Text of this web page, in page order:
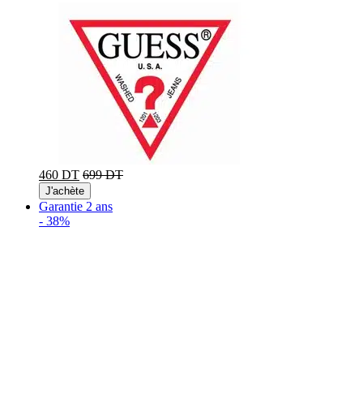
460 DT 699 DT
J'achète
Garantie 2 ans
- 38%